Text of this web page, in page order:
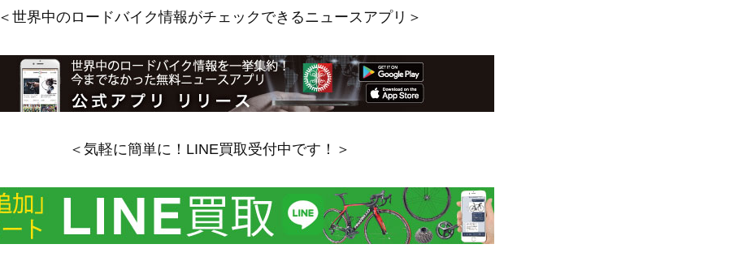
＜世界中のロードバイク情報がチェックできるニュースアプリ＞
＜気軽に簡単に！LINE買取受付中です！＞